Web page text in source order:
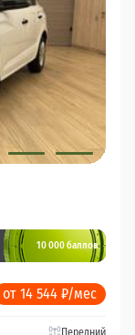
10 000 баллов
от 14 544 ₽/мес